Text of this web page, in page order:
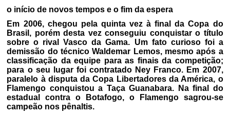
o início de novos tempos e o fim da espera
Em 2006, chegou pela quinta vez à final da Copa do
Brasil, porém desta vez conseguiu conquistar o título
sobre o rival Vasco da Gama. Um fato curioso foi a
demissão do técnico Waldemar Lemos, mesmo após a
classificação da equipe para as finais da competição;
para o seu lugar foi contratado Ney Franco. Em 2007,
paralelo à disputa da Copa Libertadores da América, o
Flamengo conquistou a Taça Guanabara. Na final do
estadual contra o Botafogo, o Flamengo sagrou-se
campeão nos pênaltis.